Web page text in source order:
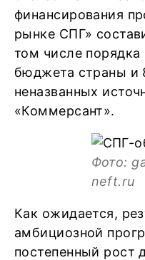
финансирования
рынке СПГ»
том числе
бюджета страны и
неназванных
«Коммерсант».
Фото:
neft.ru
Как ожидается,
амбициозной
постепенный рост